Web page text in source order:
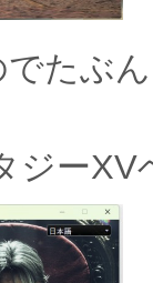
たぶ
ジーXV